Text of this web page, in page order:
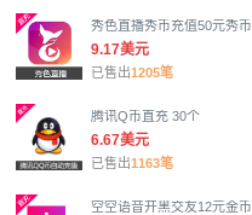
秀色直播秀币充值50元秀币
9.17美元
已售出1205笔
腾讯Q币直充 30个
6.67美元
已售出1163笔
空空语音开黑交友12元金币